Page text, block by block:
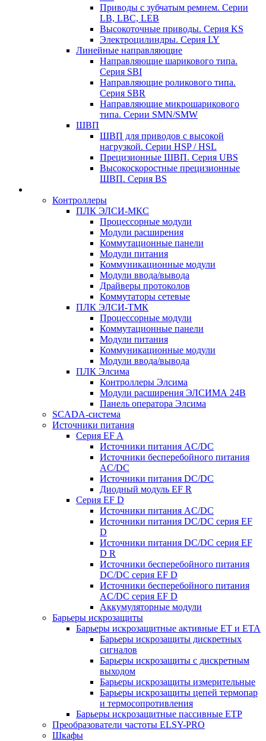
Приводы с зубчатым ремнем. Серии
LB, LBC, LEB
Высокоточные приводы. Серия KS
Электроцилиндры. Серия LY
Линейные направляющие
Направляющие шарикового типа.
Серия SBI
Направляющие роликового типа.
Серия SBR
Направляющие микрошарикового
типа. Серии SMN/SMW
ШВП
ШВП для приводов с высокой
нагрузкой. Серии HSP / HSL
Прецизионные ШВП. Серия UBS
Высокоскоростные прецизионные
ШВП. Серия BS
Контроллеры
ПЛК ЭЛСИ-МКС
Процессорные модули
Модули расширения
Коммутационные панели
Модули питания
Коммуникационные модули
Модули ввода/вывода
Драйверы протоколов
Коммутаторы сетевые
ПЛК ЭЛСИ-ТМК
Процессорные модули
Коммутационные панели
Модули питания
Коммуникационные модули
Модули ввода/вывода
ПЛК Элсима
Контроллеры Элсима
Модули расширения ЭЛСИМА 24В
Панель оператора Элсима
SCADA-система
Источники питания
Серия EF A
Источники питания AC/DC
Источники бесперебойного питания
AC/DC
Источники питания DC/DC
Диодный модуль EF R
Серия EF D
Источники питания AC/DC
Источники питания DC/DC серия EF
D
Источники питания DC/DC серия EF
D R
Источники бесперебойного питания
DC/DC серия EF D
Источники бесперебойного питания
AC/DC серия EF D
Аккумуляторные модули
Барьеры искрозащиты
Барьеры искрозащитные активные ET и ETA
Барьеры искрозащиты дискретных
сигналов
Барьеры искрозащиты с дискретным
выходом
Барьеры искрозащиты измерительные
Барьеры искрозащиты цепей термопар
и термосопротивления
Барьеры искрозащитные пассивные ЕТР
Преобразователи частоты ELSY-PRO
Шкафы